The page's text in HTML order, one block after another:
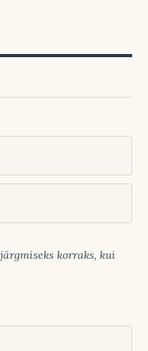
korraks, kui